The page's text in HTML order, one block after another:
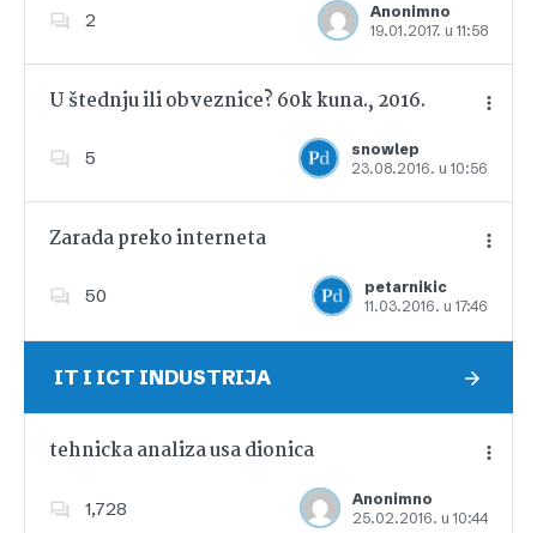
2
Anonimno
19.01.2017. u 11:58
Dodajte u favorite
U štednju ili obveznice? 60k kuna., 2016.
5
snowlep
23.08.2016. u 10:56
Dodajte u favorite
Zarada preko interneta
50
petarnikic
11.03.2016. u 17:46
Dodajte u favorite
IT I ICT INDUSTRIJA
tehnicka analiza usa dionica
1,728
Anonimno
25.02.2016. u 10:44
Dodajte u favorite